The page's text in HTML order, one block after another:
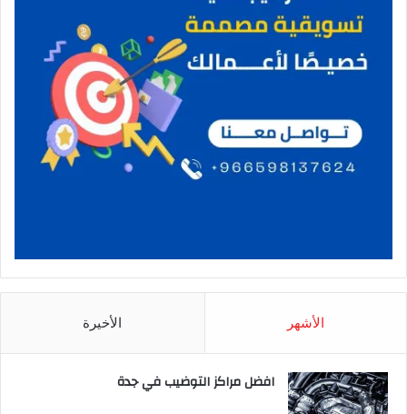
الأشهر الأخيرة
افضل مراكز التوضيب في جدة